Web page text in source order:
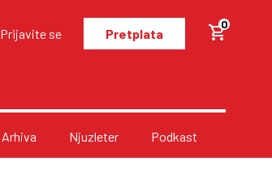
Prijavite se Pretplata
0
Arhiva Njuzleter Podkast